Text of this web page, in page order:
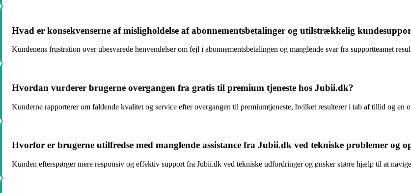
Hvad er konsekvenserne af misligholdelse af abonnementsbetalinger og utilstrækkelig
Kundenens frustration over ubesvarede henvendelser om fejl i abonnementsbetalingen og manglende svar fra supportteamet
Hvordan vurderer brugerne overgangen fra gratis til premium tjeneste hos Jubii.dk?
Kunderne rapporterer om faldende kvalitet og service efter overgangen til premiumtjeneste, hvilket resulterer i tab af tillid og en
Hvorfor er brugerne utilfredse med manglende assistance fra Jubii.dk ved tekniske problemer og
Kunden efterspørger mere responsiv og effektiv support fra Jubii.dk ved tekniske udfordringer og ønsker større hjælp til at